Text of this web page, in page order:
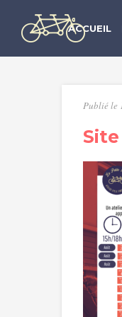
ACCUEIL
Publié le